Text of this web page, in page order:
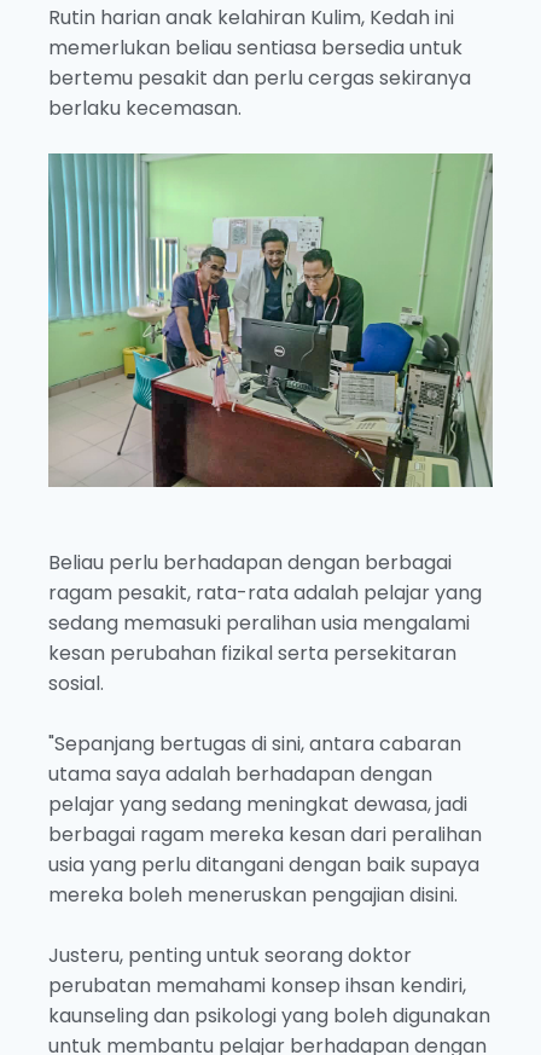
Rutin harian anak kelahiran Kulim, Kedah ini
memerlukan beliau sentiasa bersedia untuk
bertemu pesakit dan perlu cergas sekiranya
berlaku kecemasan.
Beliau perlu berhadapan dengan berbagai
ragam pesakit, rata-rata adalah pelajar yang
sedang memasuki peralihan usia mengalami
kesan perubahan fizikal serta persekitaran
sosial.
"Sepanjang bertugas di sini, antara cabaran
utama saya adalah berhadapan dengan
pelajar yang sedang meningkat dewasa, jadi
berbagai ragam mereka kesan dari peralihan
usia yang perlu ditangani dengan baik supaya
mereka boleh meneruskan pengajian disini.
Justeru, penting untuk seorang doktor
perubatan memahami konsep ihsan kendiri,
kaunseling dan psikologi yang boleh digunakan
untuk membantu pelajar berhadapan dengan